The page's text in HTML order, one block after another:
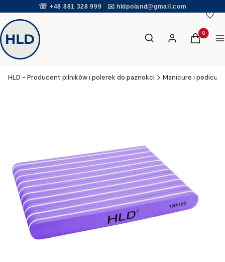
☏ +48 881 328 999 ✉️ hldpoland@gmail.com
Otwórz wyszukiwarkę
Szukaj Zaloguj sięProdukty
Koszyk
HLD - Producent pilników i polerek do paznokci Manicure i pedicure